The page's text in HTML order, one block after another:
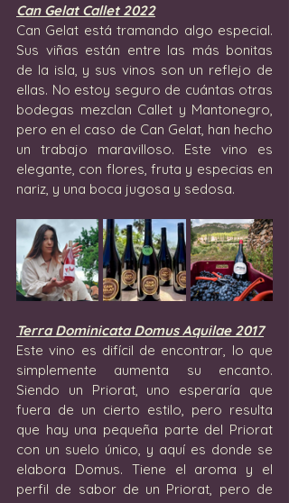
Can Gelat Callet 2022
Can Gelat está tramando algo especial.
Sus viñas están entre las más bonitas
de la isla, y sus vinos son un reflejo de
ellas. No estoy seguro de cuántas otras
bodegas mezclan Callet y Mantonegro,
pero en el caso de Can Gelat, han hecho
un trabajo maravilloso. Este vino es
elegante, con flores, fruta y especias en
nariz, y una boca jugosa y sedosa.
Terra Dominicata Domus Aquilae 2017
Este vino es difícil de encontrar, lo que
simplemente aumenta su encanto.
Siendo un Priorat, uno esperaría que
fuera de un cierto estilo, pero resulta
que hay una pequeña parte del Priorat
con un suelo único, y aquí es donde se
elabora Domus. Tiene el aroma y el
perfil de sabor de un Priorat, pero de